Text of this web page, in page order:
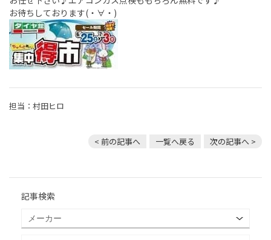
お待ちしております(・∀・)
担当：村田ヒロ
< 前の記事へ 一覧へ戻る 次の記事へ >
記事検索